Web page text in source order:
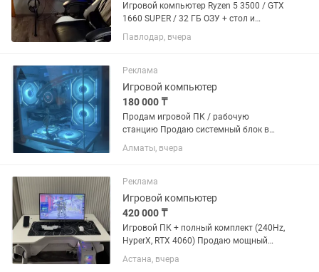
Игровой компьютер Ryzen 5 3500 / GTX
1660 SUPER / 32 ГБ ОЗУ + стол и
игровое кресло В ПОДАРОК! Цена: 350
000 тг (торг уместен) Продается
состоянии. Полностью...
Павлодар, вчера
Реклама
Игровой компьютер
180 000 ₸
Продам игровой ПК / рабочую
станцию Продаю системный блок в
хорошем состоянии. Отлично подходит
для игр, работы и повседневных задач.
E5-2670 v2 (2.50...
Алматы, вчера
Реклама
Игровой компьютер
420 000 ₸
Игровой ПК + полный комплект (240Hz,
HyperX, RTX 4060) Продаю мощный
игровой комплект, полностью готовый
к использованию — идеально подходит
Астана, вчера